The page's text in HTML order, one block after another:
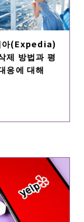
아(Expedia)
제 방법과 평
응에 대해